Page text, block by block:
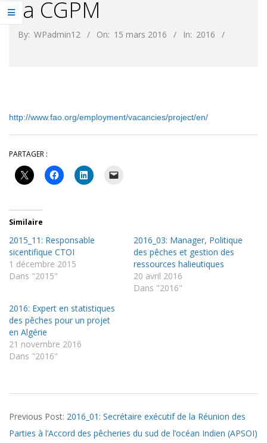
la CGPM
By: WPadmin12 On: 15 mars 2016 In: 2016
http://www.fao.org/employment/vacancies/project/en/
PARTAGER :
Similaire
2015_11: Responsable
sicentifique CTOI
1 décembre 2015
Dans "2015"
2016_03: Manager, Politique
des pêches et gestion des
ressources halieutiques
20 avril 2016
Dans "2016"
2016: Expert en statistiques
des pêches pour un projet
en Algérie
21 novembre 2016
Dans "2016"
03-
15
Previous Post: 2016_01: Secrétaire exécutif de la Réunion des
Parties à l’Accord des pêcheries du sud de l’océan Indien (APSOI)